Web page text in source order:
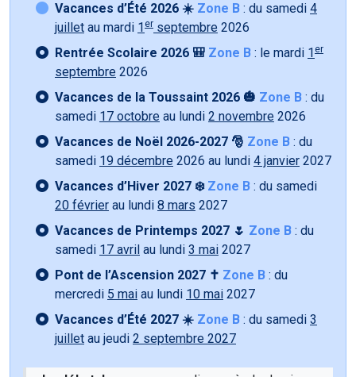
Vacances d’Été 2026 ☀️ Zone B : du samedi 4
juillet au mardi 1 er septembre 2026
Rentrée Scolaire 2026 🎒 Zone B : le mardi 1 er
septembre 2026
Vacances de la Toussaint 2026 🎃 Zone B : du
samedi 17 octobre au lundi 2 novembre 2026
Vacances de Noël 2026-2027 🎅 Zone B : du
samedi 19 décembre 2026 au lundi 4 janvier 2027
Vacances d’Hiver 2027 ❄️ Zone B : du samedi
20 février au lundi 8 mars 2027
Vacances de Printemps 2027 🌷 Zone B : du
samedi 17 avril au lundi 3 mai 2027
Pont de l’Ascension 2027 ✝️ Zone B : du
mercredi 5 mai au lundi 10 mai 2027
Vacances d’Été 2027 ☀️ Zone B : du samedi 3
juillet au jeudi 2 septembre 2027